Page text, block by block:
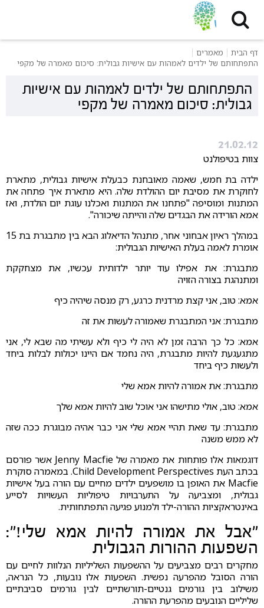
דף הבית
מאמרים
התפתחותם של ילדים לאמהות עם אישיות גבולית: סיכום מאמרה של מקפי
התפתחותם של ילדים לאמהות עם אישיות
גבולית: סיכום מאמרה של מקפי
21.02.12
צוות בטיפולנט
ילדה בת חמש, שאמה מאובחנת כבעלת אישיות גבולית, מתארת
לחוקרת את מסיבת יום ההולדת שלה. היא מתארת איך פתחה את
המתנות ומוסיפה "פתחנו את המתנות ואכלנו עוגת יום הולדת, ואז
אמא הורידה את הבגדים שלה והייתה שיכורה".
במהלך ראיון אבחוני אחר, מתנהל הדיאלוג הבא בין מתבגרת בת 15
אומרת לאמה בעלת האישיות הגבולית:
מתבגרת: את אפילו עוד יותר ילדותית עכשיו, את מצחקקת
ומתנהגת בצורה הזויה
אמא: טוב, אני קצת מרדנית כרגע, רק מנסה שיהיה כיף
מתבגרת: אני המתבגרת שאמורה לעשות את זה
אמא: כל כך הרבה זמן לא היה לי כיף ולא עשיתי מה שבא לי, אני
מתגעגעת להיות מתבגרת, היה נחמד אם היינו יכולות לבלות ביחד
ולעשות כיף ביחד
מתבגרת: את אמורה להיות אמא שלי
אמא: טוב, אולי מתישהו אני אוכל שוב להיות אמא שלך
מתבגרת: עד שאת תהיי אמא שלי אני כבר אהיה מבוגרת ככה שזה
לא ממש משנה
דוגמאות אלו פותחות את מאמרה של Jenny Macfie אשר פורסם
בכתב העת Child Development Perspectives. במאמרה סוקרת
Macfie את האופן בו מושפעים ילדים מחיים עם הורה בעל אישיות
גבולית, ומצביעה על התערבויות טיפוליות העשויות לסייע
באינטראקציות ההורה-ילד ולמנוע פגיעה התפתחותית.
"אבל את אמורה להיות אמא שלי!":
השפעות ההורות הגבולית
מחקרים רבים מצביעים על ההשפעות השליליות הנלוות לחיים עם
הורה הסובל מהפרעה נפשית. השפעות אלו נובעות, כל הנראה,
משילוב בין גורמים גנטיים-תורשתיים לבין גורמים סביבתיים
שליליים הנובעים מהפרעת ההורה.